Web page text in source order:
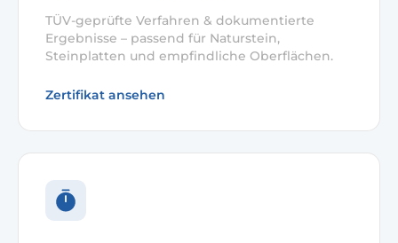
TÜV-geprüfte Verfahren & dokumentierte
Ergebnisse – passend für Naturstein,
Steinplatten und empfindliche Oberflächen.
Zertifikat ansehen